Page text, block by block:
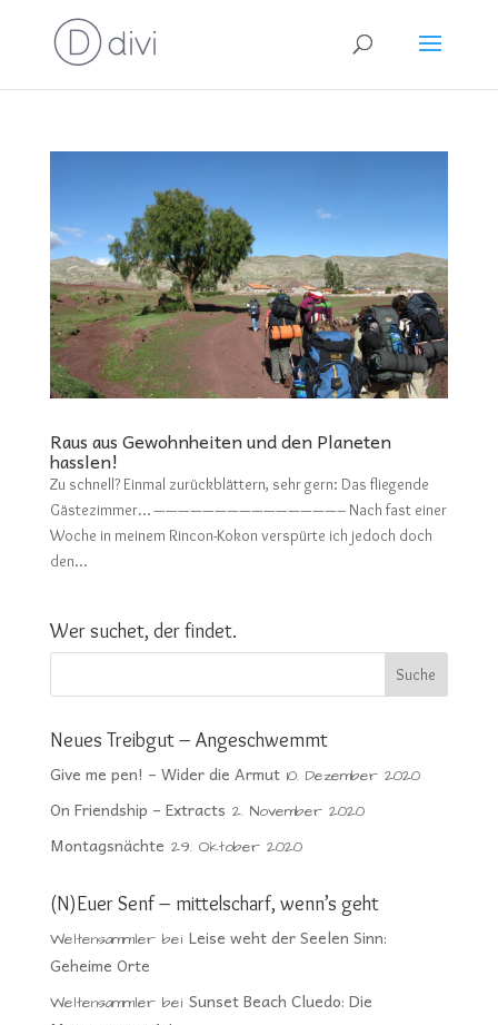
Raus aus Gewohnheiten und den Planeten
hasslen!
Zu schnell? Einmal zurückblättern, sehr gern: Das fliegende
Gästezimmer… ———————————————– Nach fast einer
Woche in meinem Rincon-Kokon verspürte ich jedoch doch
den...
Wer suchet, der findet.
Neues Treibgut – Angeschwemmt
Give me pen! – Wider die Armut 10. Dezember 2020
On Friendship – Extracts 2. November 2020
Montagsnächte 29. Oktober 2020
(N)Euer Senf – mittelscharf, wenn’s geht
Weltensammlerbei Leise weht der Seelen Sinn:
Geheime Orte
Weltensammlerbei Sunset Beach Cluedo: Die